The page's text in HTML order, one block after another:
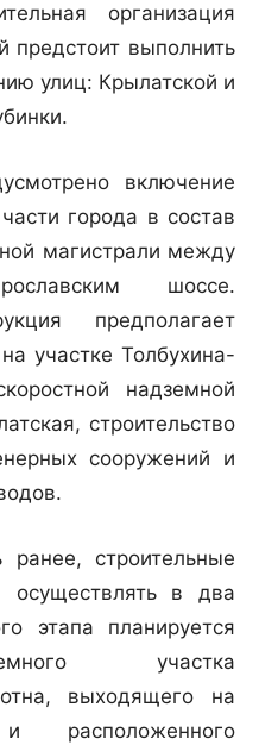
организация
предстоит выполнить
улиц: Крылатской и
включение
города в состав
магистрали между
шоссе.
предполагает
участке Толбухина-
надземной
строительство
сооружений и
строительные
осуществлять в два
этапа планируется
участка
выходящего на
расположенного